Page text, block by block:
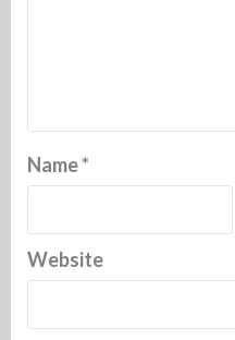
Name*
Website